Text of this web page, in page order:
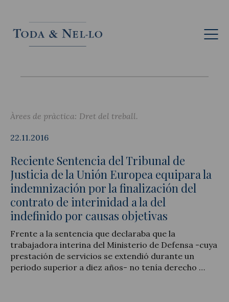
Cat
Àrees de pràctica: Dret del treball
22.11.2016
Reciente Sentencia del Tribunal de
Justicia de la Unión Europea equipara la
indemnización por la finalización del
contrato de interinidad a la del
indefinido por causas objetivas
Frente a la sentencia que declaraba que la
trabajadora interina del Ministerio de Defensa -cuya
prestación de servicios se extendió durante un
periodo superior a diez años- no tenía derecho …